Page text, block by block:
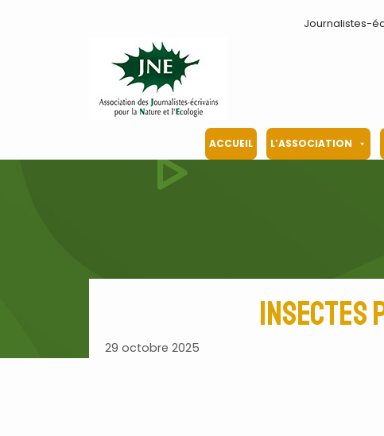
Journalistes-
ACCUEIL L’ASSOCIATION
Insectes
29 octobre 2025